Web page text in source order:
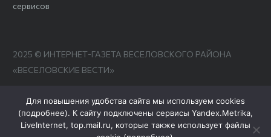
сервисов
2025 © ИНТЕРНЕТ-ГАЗЕТА ВЕСЕЛОВСКОГО РАЙОНА
«ВЕСЕЛОВСКИЕ ВЕСТИ»
Для повышения удобства сайта мы используем cookies
(подробнее). К сайту подключены сервисы Yandex.Metrika,
LiveInternet, top.mail.ru, которые также использует файлы